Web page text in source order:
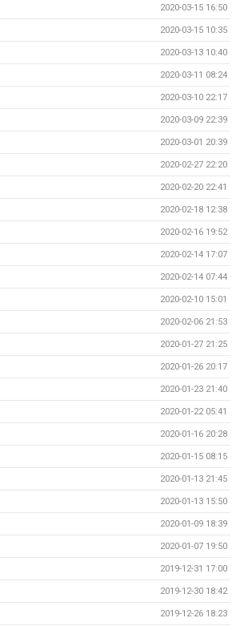
2020-03-15 16:50
2020-03-15 10:35
2020-03-13 10:40
2020-03-11 08:24
2020-03-10 22:17
2020-03-09 22:39
2020-03-01 20:39
2020-02-27 22:20
2020-02-20 22:41
2020-02-18 12:38
2020-02-16 19:52
2020-02-14 17:07
2020-02-14 07:44
2020-02-10 15:01
2020-02-06 21:53
2020-01-27 21:25
2020-01-26 20:17
2020-01-23 21:40
2020-01-22 05:41
2020-01-16 20:28
2020-01-15 08:15
2020-01-13 21:45
2020-01-13 15:50
2020-01-09 18:39
2020-01-07 19:50
2019-12-31 17:00
2019-12-30 18:42
2019-12-26 18:23